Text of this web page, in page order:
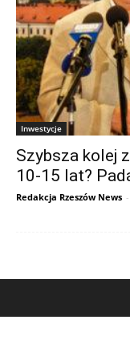
Inwestycje
Szybsza kolej
10-15 lat?
Redakcja Rzeszów News -